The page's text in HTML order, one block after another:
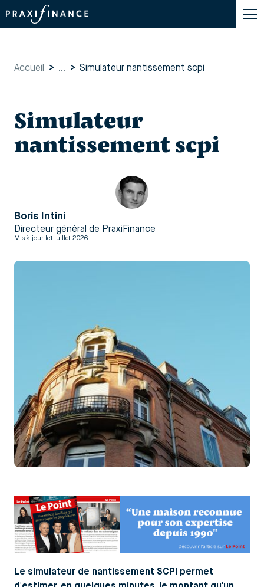
Accueil > ... > Simulateur nantissement scpi
Simulateur
nantissement scpi
Boris Intini
Directeur général de PraxiFinance
Mis à jour le1 juillet 2026
Le simulateur de nantissement SCPI permet